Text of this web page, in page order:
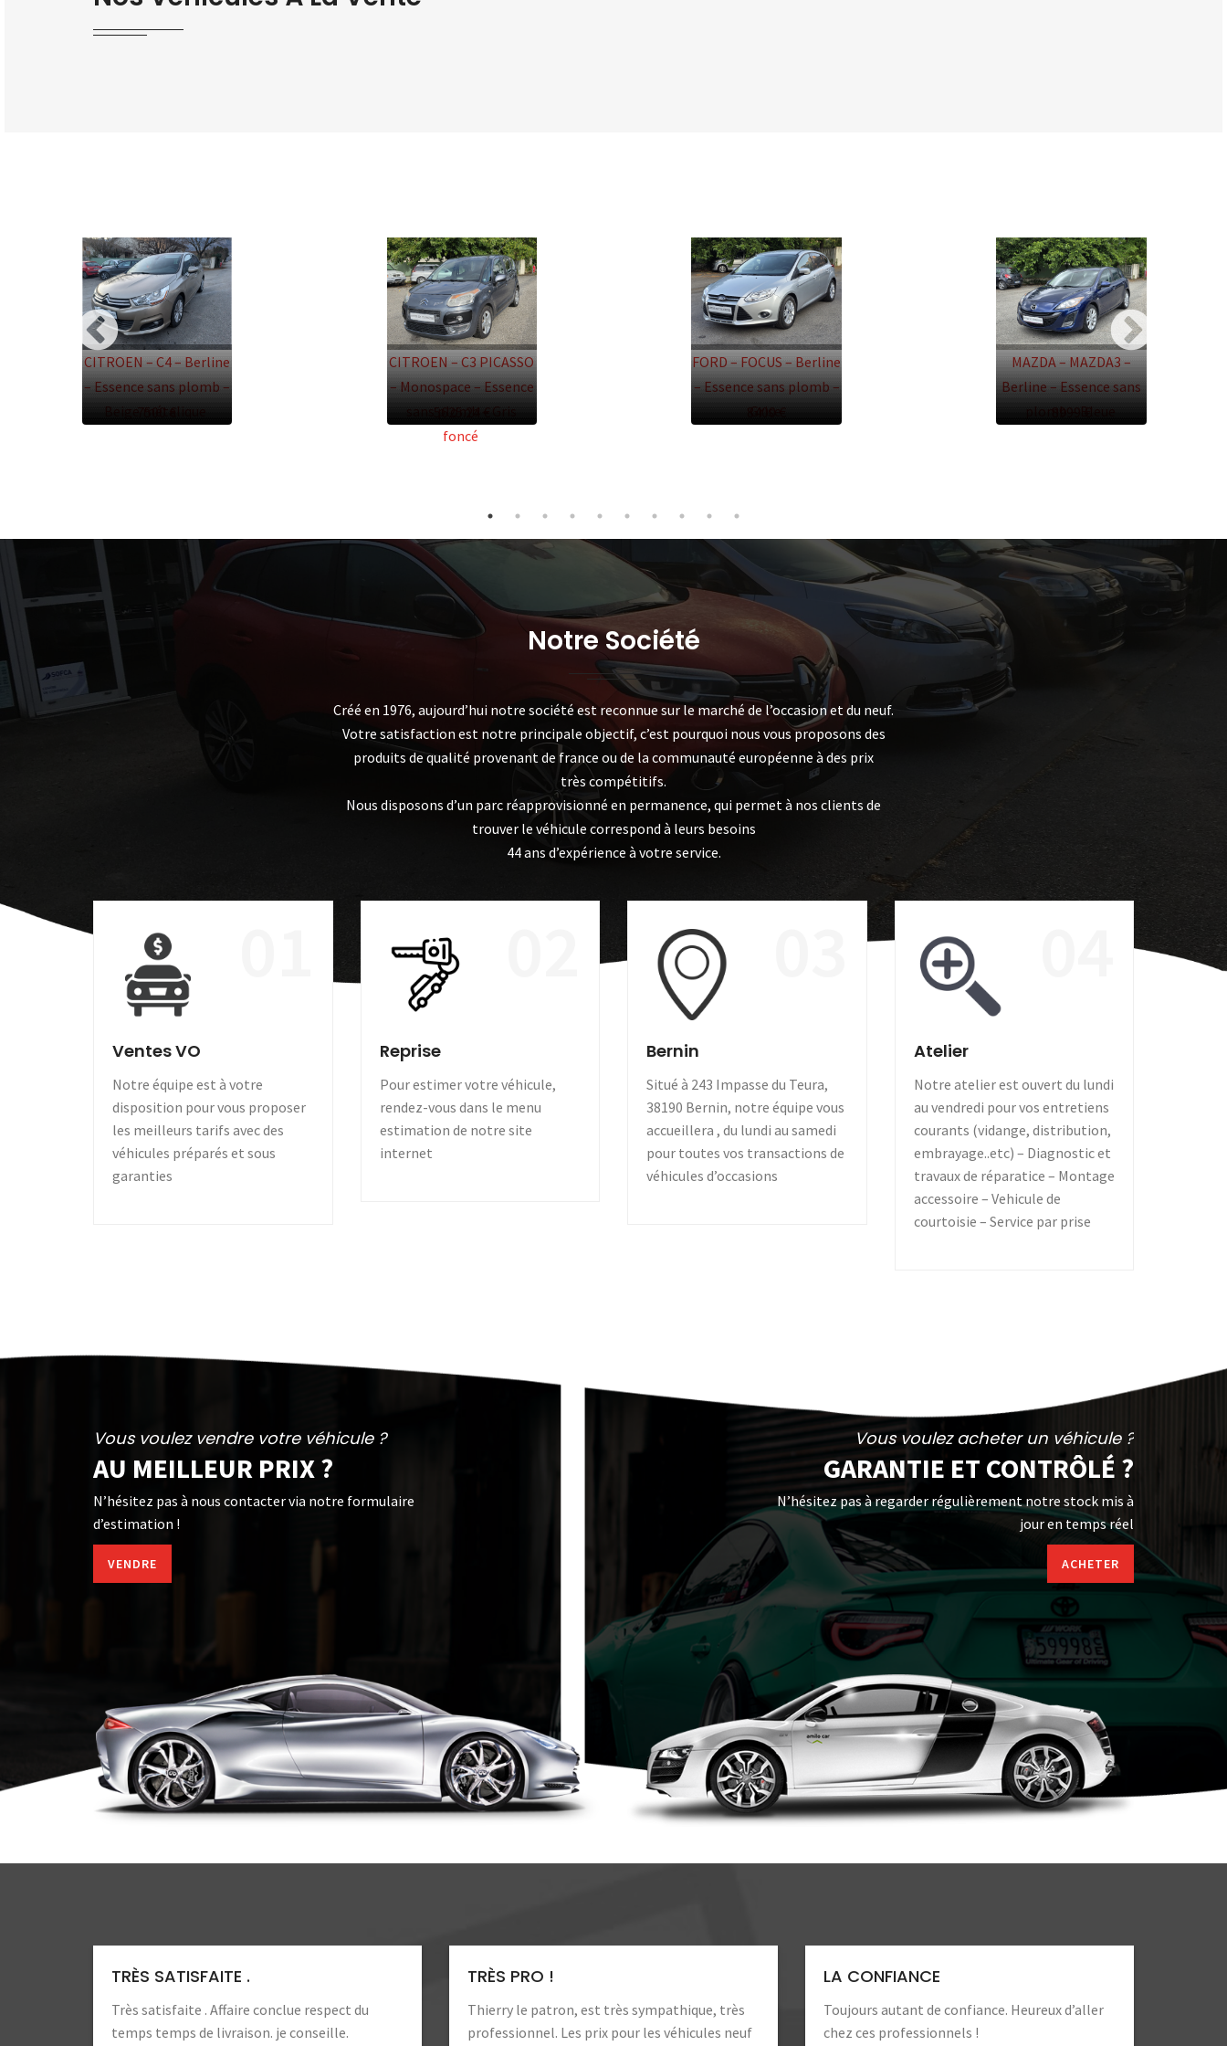
CITROEN – C4 – Berline
– Essence sans plomb –
Beige métalique
7500 €
CITROEN – C3 PICASSO
– Monospace – Essence
sans plomb – Gris
foncé
5625.24 €
FORD – FOCUS – Berline
– Essence sans plomb –
Grise
8400 €
MAZDA – MAZDA3 –
Berline – Essence sans
plomb – Bleue
8999 €
Notre Société
Créé en 1976, aujourd’hui notre société est reconnue sur le marché de l’occasion et du neuf.
Votre satisfaction est notre principale objectif, c’est pourquoi nous vous proposons des
produits de qualité provenant de france ou de la communauté européenne à des prix
très compétitifs.
Nous disposons d’un parc réapprovisionné en permanence, qui permet à nos clients de
trouver le véhicule correspond à leurs besoins
44 ans d’expérience à votre service.
Ventes VO
Notre équipe est à votre
disposition pour vous proposer
les meilleurs tarifs avec des
véhicules préparés et sous
garanties
Reprise
Pour estimer votre véhicule,
rendez-vous dans le menu
estimation de notre site
internet
Bernin
Situé à 243 Impasse du Teura,
38190 Bernin, notre équipe vous
accueillera , du lundi au samedi
pour toutes vos transactions de
véhicules d’occasions
Atelier
Notre atelier est ouvert du lundi
au vendredi pour vos entretiens
courants (vidange, distribution,
embrayage..etc) – Diagnostic et
travaux de réparatice – Montage
accessoire – Vehicule de
courtoisie – Service par prise
Vous voulez vendre votre véhicule ?
AU MEILLEUR PRIX ?
N’hésitez pas à nous contacter via notre formulaire
d’estimation !
VENDRE
Vous voulez acheter un véhicule ?
GARANTIE ET CONTRÔLÉ ?
N’hésitez pas à regarder régulièrement notre stock mis à
jour en temps réel
ACHETER
TRÈS SATISFAITE .
Très satisfaite . Affaire conclue respect du
temps temps de livraison. je conseille.
TRÈS PRO !
Thierry le patron, est très sympathique, très
professionnel. Les prix pour les véhicules neuf
LA CONFIANCE
Toujours autant de confiance. Heureux d’aller
chez ces professionnels !